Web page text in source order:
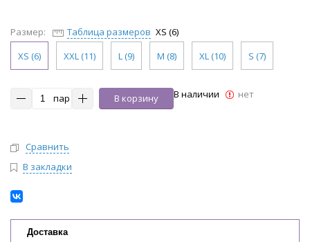
Размер: Таблица размеров XS (6)
XS (6)
XXL (11) L (9) M (8) XL (10) S (7)
пар В корзину В наличии нет
Сравнить
В закладки
Доставка